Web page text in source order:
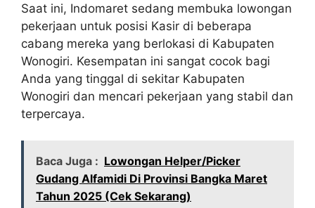
Saat ini, Indomaret sedang membuka lowongan
pekerjaan untuk posisi Kasir di beberapa
cabang mereka yang berlokasi di Kabupaten
Wonogiri. Kesempatan ini sangat cocok bagi
Anda yang tinggal di sekitar Kabupaten
Wonogiri dan mencari pekerjaan yang stabil dan
terpercaya.
Baca Juga : Lowongan Helper/Picker
Gudang Alfamidi Di Provinsi Bangka Maret
Tahun 2025 (Cek Sekarang)